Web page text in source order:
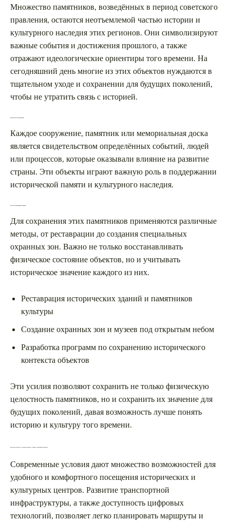
Множество памятников, возведённых в период советского
правления, остаются неотъемлемой частью истории и
культурного наследия этих регионов. Они символизируют
важные события и достижения прошлого, а также
отражают идеологические ориентиры того времени. На
сегодняшний день многие из этих объектов нуждаются в
тщательном уходе и сохранении для будущих поколений,
чтобы не утратить связь с историей.
Значение советских памятников
Каждое сооружение, памятник или мемориальная доска
является свидетельством определённых событий, людей
или процессов, которые оказывали влияние на развитие
страны. Эти объекты играют важную роль в поддержании
исторической памяти и культурного наследия.
Методы сохранения и реставрации
Для сохранения этих памятников применяются различные
методы, от реставрации до создания специальных
охранных зон. Важно не только восстанавливать
физическое состояние объектов, но и учитывать
историческое значение каждого из них.
Реставрация исторических зданий и памятников
культуры
Создание охранных зон и музеев под открытым небом
Разработка программ по сохранению исторического
контекста объектов
Эти усилия позволяют сохранить не только физическую
целостность памятников, но и сохранить их значение для
будущих поколений, давая возможность лучше понять
историю и культуру того времени.
Как путешествовать по волжским городам в условиях современной реальности
Современные условия дают множество возможностей для
удобного и комфортного посещения исторических и
культурных центров. Развитие транспортной
инфраструктуры, а также доступность цифровых
технологий, позволяет легко планировать маршруты и